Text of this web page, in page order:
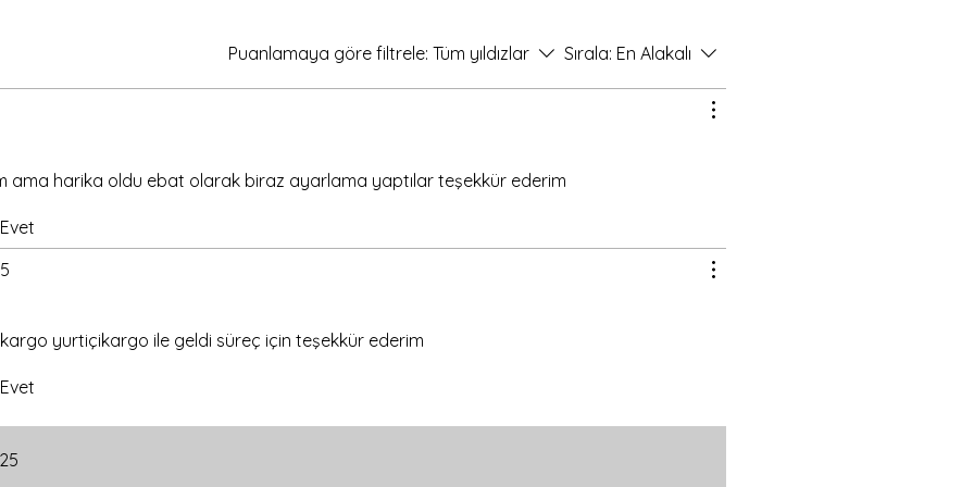
Kokussuz vernik ve doğal ahşap,
için
kulak çubuğu için
için çalışma masası
eşyaları için pratik saklama 🌿
malzemelerden uzak tutun
koruyun
değil; hem
Puanlamaya göre filtrele: Tüm yıldızlar Sırala: En Alakalı
ama harika oldu ebat olarak biraz ayarlama yaptılar teşekkür ederim
Evet
yurtiçikargo ile geldi süreç için teşekkür ederim
Evet